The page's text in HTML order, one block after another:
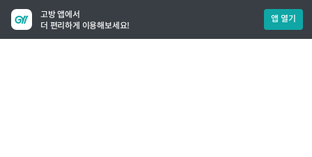
고방 앱에서
더 편리하게 이용해보세요!
앱 열기